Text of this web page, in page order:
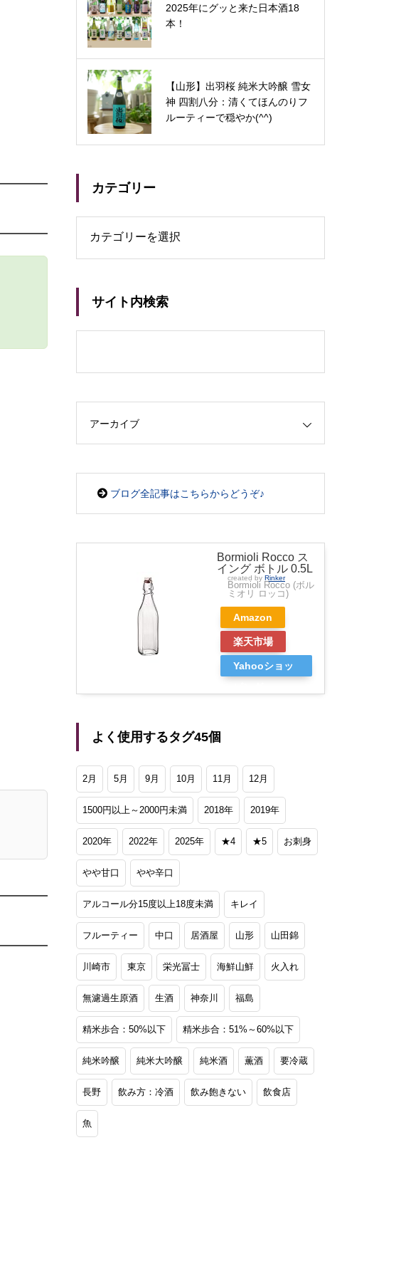
2025年にグッと来た日本酒18
本！
【山形】出羽桜 純米大吟醸 雪女
神 四割八分：清くてほんのりフ
ルーティーで穏やか(^^)
銘柄飲み比べセット：日本酒好き
な方がきっと笑顔になるセット。
英勲・純米大吟醸 井筒屋伊兵衛
フルーティー好きには最高！特別
な日に☆
カテゴリー
サイト内検索
アーカイブ
ブログ全記事はこちらからどうぞ♪
Bormioli Rocco ス
イング ボトル 0.5L
created by Rinker
Bormioli Rocco (ボル
ミオリ ロッコ)
Amazon
楽天市場
Yahooショッ
よく使用するタグ45個
2月 5月 9月 10月 11月 12月
1500円以上～2000円未満 2018年 2019年
2020年 2022年 2025年 ★4 ★5 お刺身
やや甘口 やや辛口
アルコール分15度以上18度未満 キレイ
フルーティー 中口 居酒屋 山形 山田錦
川崎市 東京 栄光冨士 海鮮山鮮 火入れ
無濾過生原酒 生酒 神奈川 福島
精米歩合：50%以下 精米歩合：51%～60%以下
純米吟醸 純米大吟醸 純米酒 薫酒 要冷蔵
長野 飲み方：冷酒 飲み飽きない 飲食店
魚